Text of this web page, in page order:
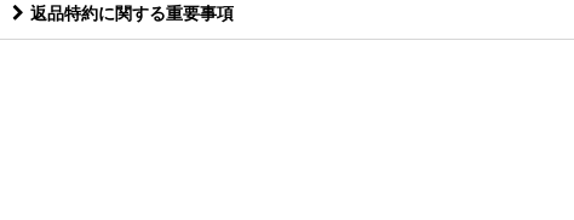
返品特約に関する重要事項